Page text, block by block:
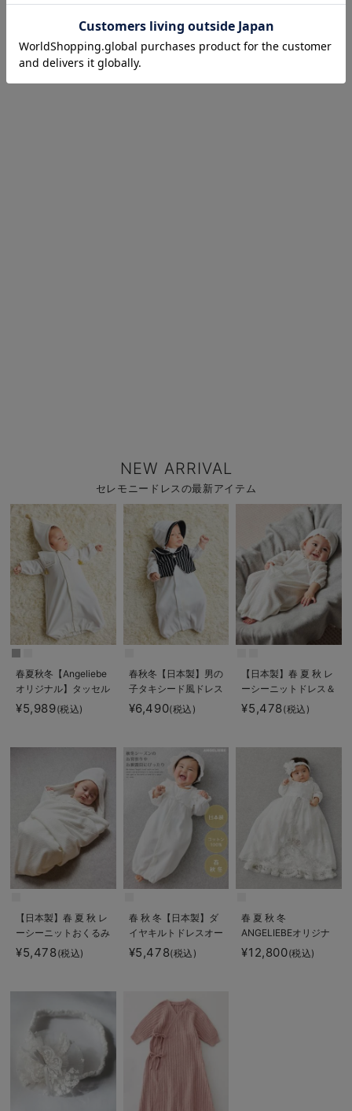
NEW ARRIVAL
セレモニードレスの最新アイテム
春夏秋冬【Angeliebe
オリジナル】タッセル
付きおめかしドレス＆
帽子セット
¥5,989(税込)
春秋冬【日本製】男の
子タキシード風ドレス
＆帽子セット
¥6,490(税込)
【日本製】春 夏 秋 レ
ーシーニットドレス＆
帽子セット
¥5,478(税込)
【日本製】春 夏 秋 レ
ーシーニットおくるみ
¥5,478(税込)
春 秋 冬【日本製】ダ
イヤキルトドレスオー
ル&帽子セット
¥5,478(税込)
春 夏 秋 冬
ANGELIEBEオリジナ
ル プリンセスセレモ
ニードレス
¥12,800(税込)
お気に入り商品を確認する